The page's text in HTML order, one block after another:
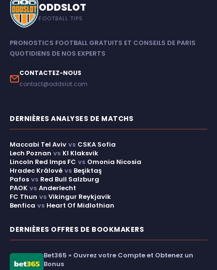
ODDSLOT
FOOTBALL TIPS
PRONOSTICS FOOTBALL GRATUITS ET CONSEILS DE PARIS
QUOTIDIENS DE NOS EXPERTS
CONTACTEZ-NOUS
contact@oddslot.com
DERNIÈRES ANALYSES DE MATCHS
Maccabi Tel Aviv vs CSKA Sofia
Lech Poznan vs KI Klaksvik
Lincoln Red Imps FC vs Omonia Nicosia
Hradec Králové vs Beşiktaş
Pafos vs Red Bull Salzburg
PAOK vs Anderlecht
FC Thun vs Vikingur Reykjavik
Benfica vs Heart Of Midlothian
DERNIÈRES OFFRES DE BOOKMAKERS
Bet365 » Ouvrez votre Compte et Obtenez un
Bonus